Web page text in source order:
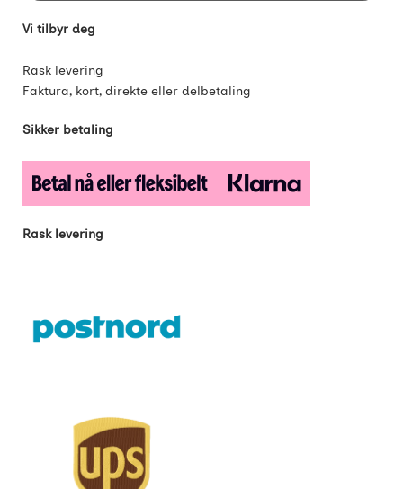
Vi tilbyr deg
Rask levering
Faktura, kort, direkte eller delbetaling
Sikker betaling
Rask levering